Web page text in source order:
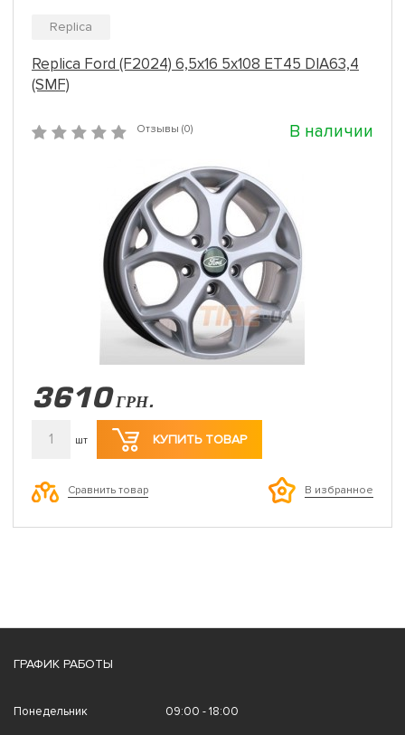
Replica
Replica Ford (F2024) 6,5x16 5x108 ET45 DIA63,4
(SMF)
Отзывы (0) В наличии
3610 ГРН.
1 шт КУПИТЬ ТОВАР
Сравнить товар В избранное
ГРАФИК РАБОТЫ
Понедельник 09:00 - 18:00